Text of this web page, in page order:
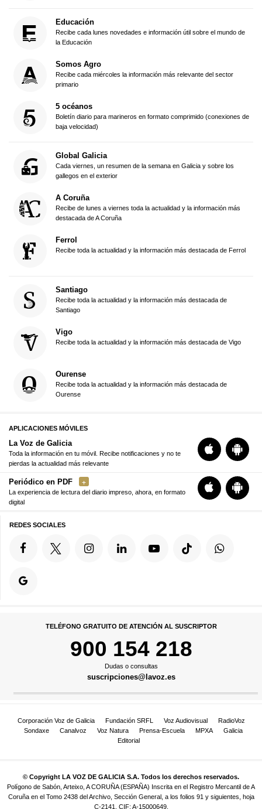
Educación
Recibe cada lunes novedades e información útil sobre el mundo de
la Educación
Somos Agro
Recibe cada miércoles la información más relevante del sector
primario
5 océanos
Boletín diario para marineros en formato comprimido (conexiones de
baja velocidad)
Global Galicia
Cada viernes, un resumen de la semana en Galicia y sobre los
gallegos en el exterior
A Coruña
Recibe de lunes a viernes toda la actualidad y la información más
destacada de A Coruña
Ferrol
Recibe toda la actualidad y la información más destacada de Ferrol
Santiago
Recibe toda la actualidad y la información más destacada de
Santiago
Vigo
Recibe toda la actualidad y la información más destacada de Vigo
Ourense
Recibe toda la actualidad y la información más destacada de
Ourense
APLICACIONES MÓVILES
La Voz de Galicia
Toda la información en tu móvil. Recibe notificaciones y no te
pierdas la actualidad más relevante
Periódico en PDF
La experiencia de lectura del diario impreso, ahora, en formato
digital
REDES SOCIALES
TELÉFONO GRATUITO DE ATENCIÓN AL SUSCRIPTOR
900 154 218
Dudas o consultas
suscripciones@lavoz.es
Corporación Voz de Galicia Fundación SRFL Voz Audiovisual
RadioVoz
Sondaxe
Canalvoz Voz Natura Prensa-Escuela MPXA
Galicia
Editorial
© Copyright LA VOZ DE GALICIA S.A. Todos los derechos reservados.
Polígono de Sabón, Arteixo, A CORUÑA (ESPAÑA) Inscrita en el Registro Mercantil de A
Coruña en el Tomo 2438 del Archivo, Sección General, a los folios 91 y siguientes, hoja
C-2141. CIF: A-15000649.